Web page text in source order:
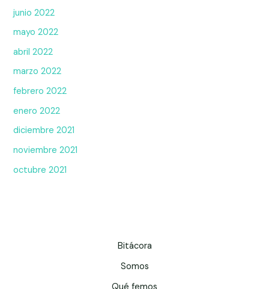
junio 2022
mayo 2022
abril 2022
marzo 2022
febrero 2022
enero 2022
diciembre 2021
noviembre 2021
octubre 2021
Bitácora
Somos